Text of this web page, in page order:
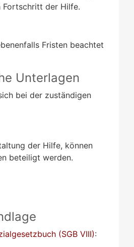
Fortschritt der Hilfe.
Fristen beachtet
Unterlagen
bei der zuständigen
der Hilfe, können
beteiligt werden.
(SGB VIII):